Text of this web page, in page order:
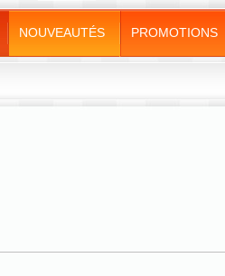
NOUVEAUTÉS PROMOTIONS